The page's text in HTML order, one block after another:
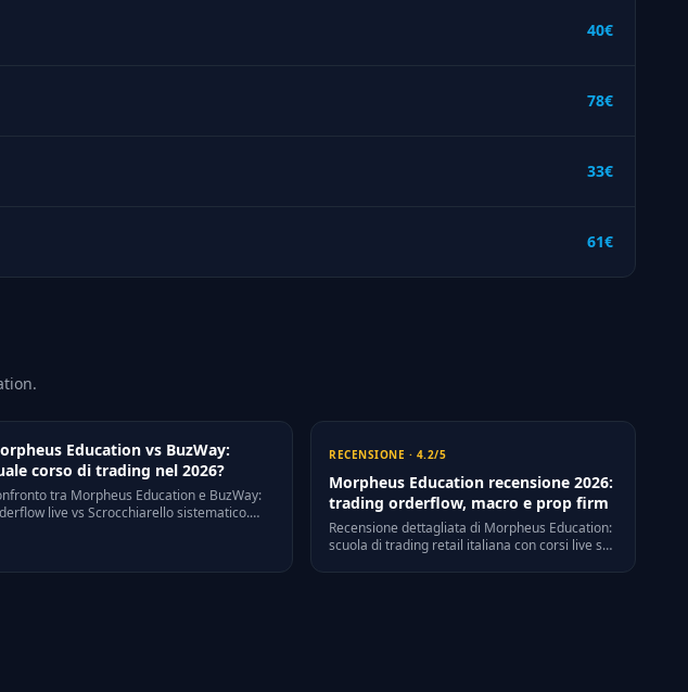
40€
78€
33€
61€
Education vs BuzWay:
corso di trading nel 2026?
tra Morpheus Education e BuzWay:
live vs Scrocchiarello sistematico.
RECENSIONE · 4.2/5
Morpheus Education recensione 2026:
trading orderflow, macro e prop firm
Recensione dettagliata di Morpheus Education:
scuola di trading retail italiana con corsi live su